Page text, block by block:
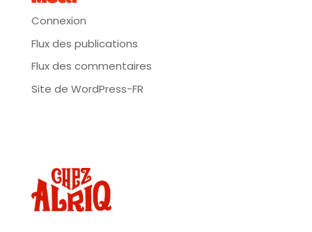
Connexion
Flux des publications
Flux des commentaires
Site de WordPress-FR